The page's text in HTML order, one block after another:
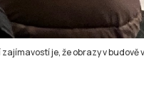
je, že obrazy v